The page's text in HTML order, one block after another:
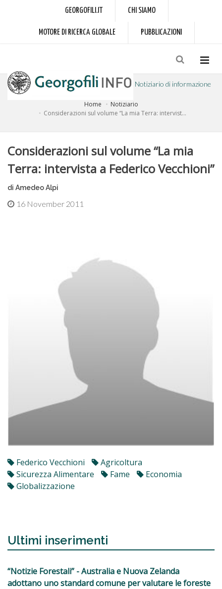
GEORGOFILI.IT CHI SIAMO
MOTORE DI RICERCA GLOBALE PUBBLICAZIONI
Notiziario di informazione
a cura dell'Accademia dei Georgofili
Home
Notiziario
Considerazioni sul volume “La mia Terra: intervist...
Considerazioni sul volume “La mia
Terra: intervista a Federico Vecchioni”
di Amedeo Alpi
16 November 2011
Federico Vecchioni
Agricoltura
Sicurezza Alimentare
Fame
Economia
Globalizzazione
Ultimi inserimenti
“Notizie Forestali” - Australia e Nuova Zelanda
adottano uno standard comune per valutare le foreste